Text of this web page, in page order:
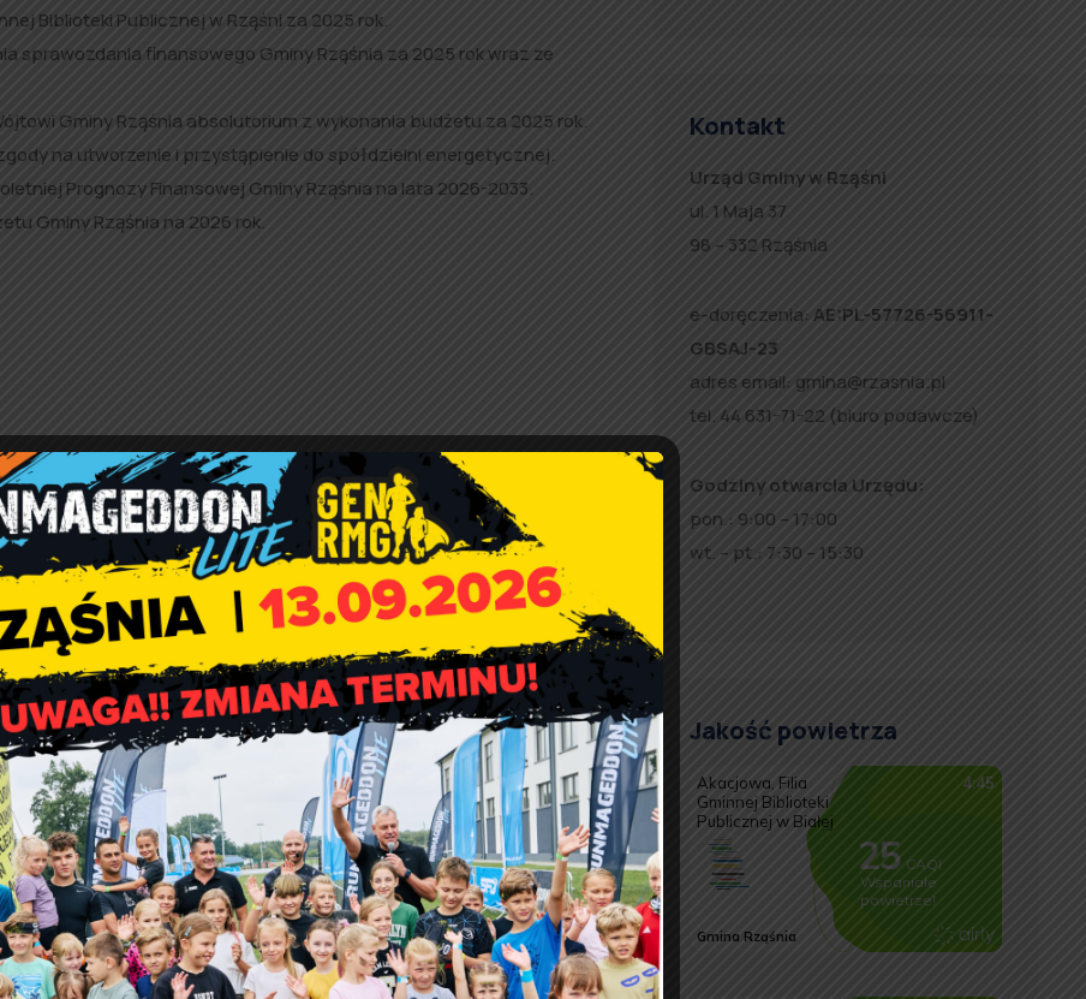
Biblioteki Publicznej w Rząśni za 2025 rok.
sprawozdania finansowego Gminy Rząśnia za 2025 rok wraz ze
Gminy Rząśnia absolutorium z wykonania budżetu za 2025 rok.
na utworzenie i przystąpienie do spółdzielni energetycznej.
Prognozy Finansowej Gminy Rząśnia na lata 2026-2033.
Gminy Rząśnia na 2026 rok.
na 10 czerwca 2026 roku.
2025 (informacja z dnia 21 maja 2026)
r. o samorządzie gminnym (t.j. Dz. U. z 2025 r. poz. 1153; zm.: Dz.
o stanie gminy.
poprzednim, w szczególności realizację polityk, programów i
wymogi dotyczące raportu.
sesji, na której podejmowana jest uchwała rady gminy w
Raport rozpatrywany jest w pierwszej kolejności. Nad przedstawionym
Kontakt
Urząd Gminy w Rząśni
ul. 1 Maja 37
98 – 332 Rząśnia
e-doręczenia: AE:PL-57726-56911-
GBSAJ-23
adres email: gmina@rzasnia.pl
tel. 44 631-71-22 (biuro podawcze)
Godziny otwarcia Urzędu:
pon.: 9:00 – 17:00
wt. – pt.: 7:30 – 15:30
Jakość powietrza